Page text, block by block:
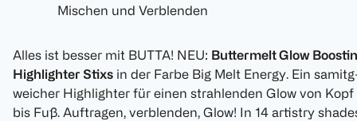
Mischen und Verblenden
Alles ist besser mit BUTTA! NEU: Buttermelt Glow
Highlighter Stixs in der Farbe Big Melt Energy. Ein
weicher Highlighter für einen strahlenden Glow von Kopf
bis Fuß. Auftragen, verblenden, Glow! In 14 artistry